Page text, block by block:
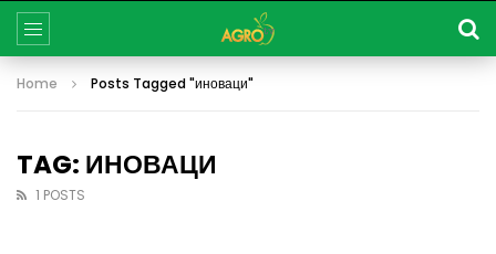
Home Posts Tagged "иноваци"
TAG: ИНОВАЦИ
1 POSTS